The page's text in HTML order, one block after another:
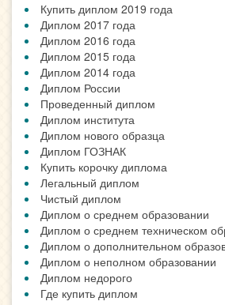
Купить диплом 2019 года
Диплом 2017 года
Диплом 2016 года
Диплом 2015 года
Диплом 2014 года
Диплом России
Проведенный диплом
Диплом института
Диплом нового образца
Диплом ГОЗНАК
Купить корочку диплома
Легальный диплом
Чистый диплом
Диплом о среднем образовании
Диплом о среднем техническом
Диплом о дополнительном
Диплом о неполном образовании
Диплом недорого
Где купить диплом